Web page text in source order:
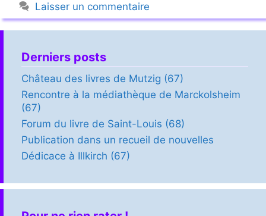
Laisser un commentaire
Derniers posts
Château des livres de Mutzig (67)
Rencontre à la médiathèque de Marckolsheim
(67)
Forum du livre de Saint-Louis (68)
Publication dans un recueil de nouvelles
Dédicace à Illkirch (67)